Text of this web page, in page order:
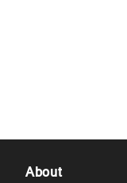
About